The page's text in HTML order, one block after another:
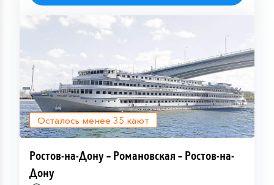
Осталось менее 35 кают
Ростов-на-Дону – Романовская – Ростов-на-
Дону